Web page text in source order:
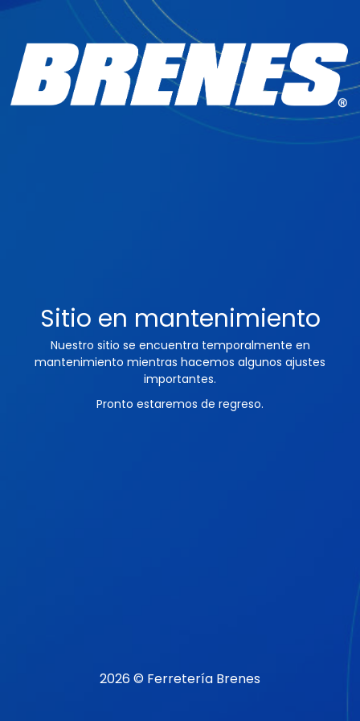
Sitio en mantenimiento
Nuestro sitio se encuentra temporalmente en
mantenimiento mientras hacemos algunos ajustes
importantes.
Pronto estaremos de regreso.
2026 © Ferretería Brenes